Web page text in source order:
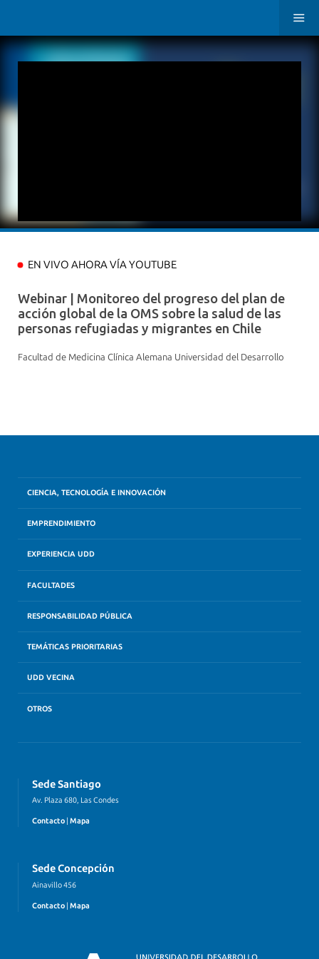
EN VIVO AHORA VÍA YOUTUBE
Webinar | Monitoreo del progreso del plan de
acción global de la OMS sobre la salud de las
personas refugiadas y migrantes en Chile
Facultad de Medicina Clínica Alemana Universidad del Desarrollo
CIENCIA, TECNOLOGÍA E INNOVACIÓN
EMPRENDIMIENTO
EXPERIENCIA UDD
FACULTADES
RESPONSABILIDAD PÚBLICA
TEMÁTICAS PRIORITARIAS
UDD VECINA
OTROS
Sede Santiago
Av. Plaza 680, Las Condes
Contacto Mapa
Sede Concepción
Ainavillo 456
Contacto | Mapa